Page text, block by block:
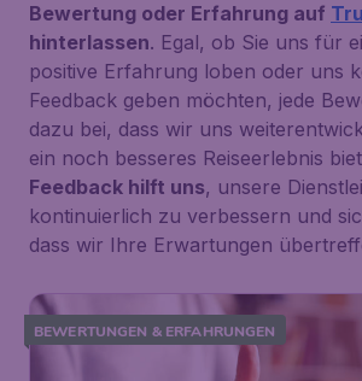
Bewertung oder Erfahrung auf
hinterlassen. Egal, ob Sie uns für
positive Erfahrung loben oder uns
Feedback geben möchten, jede
dazu bei, dass wir uns
ein noch besseres Reiseerlebnis
Feedback hilft uns, unsere
kontinuierlich zu verbessern und
dass wir Ihre Erwartungen
BEWERTUNGEN & ERFAHRUNGEN